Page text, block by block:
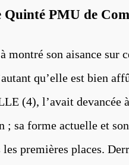
PMU de
son aisance sur
qu’elle est bien
(4), l’avait devancée
; sa forme actuelle et
premières places.